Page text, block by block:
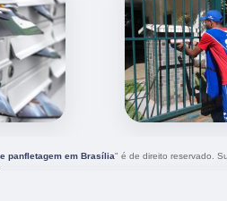
panfletagem em Brasília" é de direito reservado.